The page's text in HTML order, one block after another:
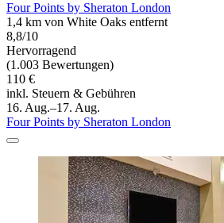
Four Points by Sheraton London
1,4 km von White Oaks entfernt
8,8/10
Hervorragend
(1.003 Bewertungen)
110 €
inkl. Steuern & Gebühren
16. Aug.–17. Aug.
Four Points by Sheraton London